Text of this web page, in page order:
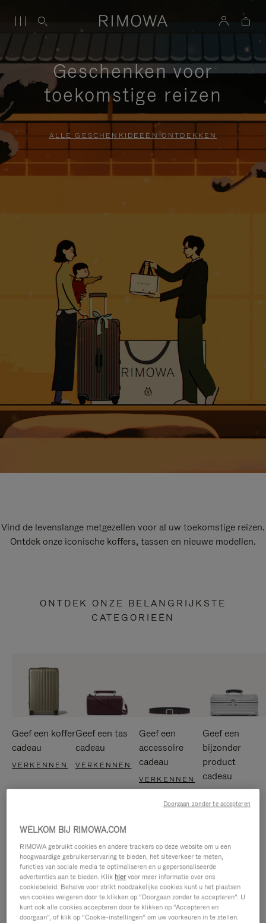
Geschenken voor
toekomstige reizen
ALLE GESCHENKIDEEËN ONTDEKKEN
Vind de levenslange metgezellen voor al uw toekomstige reizen.
Ontdek onze iconische koffers, tassen en nieuwe modellen.
ONTDEK ONZE BELANGRIJKSTE
CATEGORIEËN
Geef een koffer
cadeau
VERKENNEN
Geef een tas
cadeau
VERKENNEN
Geef een
accessoire
cadeau
VERKENNEN
Geef een
bijzonder
product
cadeau
WELKOM BIJ RIMOWA.COM
RIMOWA gebruikt cookies en andere trackers op deze website om u een
hoogwaardige gebruikerservaring te bieden, het siteverkeer te meten,
functies van sociale media te optimaliseren en u gepersonaliseerde
advertenties aan te bieden. Klik hiervoor meer informatie over ons
cookiebeleid. Behalve voor strikt noodzakelijke cookies kunt u het plaatsen
van cookies weigeren door te klikken op “Doorgaan zonder te accepteren”. U
kunt ook alle cookies accepteren door te klikken op “Accepteren en
doorgaan”, of klik op “Cookie-instellingen” om uw voorkeuren in te stellen.
Doorgaan zonder te accepteren